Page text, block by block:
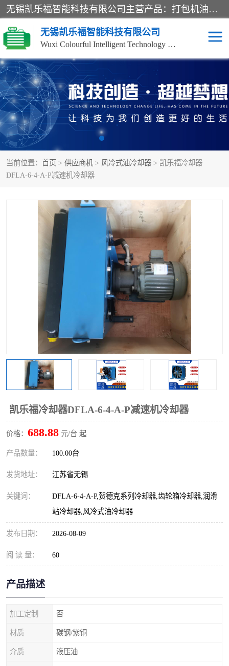
无锡凯乐福智能科技有限公司主营产品：打包机油泵、风冷式油冷却器、液压阀、液压泵、冷却器、过滤器及气动元器件。公司主导生产齿轮泵、齿轮马达、液压阀等产品。共计100多个系列、3000余种规格。覆盖了液压系统的动力元件、控制元件和执行元件，具备较强的成套供货、服务能力。
无锡凯乐福智能科技有限公司
Wuxi Colourful Intelligent Technology Co., Ltd
当前位置： 首页 > 供应商机 > 风冷式油冷却器 > 凯乐福冷却器
DFLA-6-4-A-P减速机冷却器
凯乐福冷却器DFLA-6-4-A-P减速机冷却器
价格： 688.88 元/台 起
产品数量： 100.00台
发货地址： 江苏省无锡
关键词：
DFLA-6-4-A-P,贺德克系列冷却器,齿轮箱冷却器,润滑
站冷却器,风冷式油冷却器
发布日期： 2026-08-09
阅 读 量： 60
产品描述
加工定制 否
材质 碳钢/紫铜
介质 液压油
齿轮泵 机床冷却泵
风冷式油冷却器 叶片泵
液压马达
柱塞泵 方向阀
高压球阀 电机
列管式油冷却器